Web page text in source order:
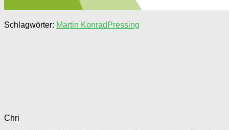
Schlagwörter: Martin Konrad Pressing
Chri